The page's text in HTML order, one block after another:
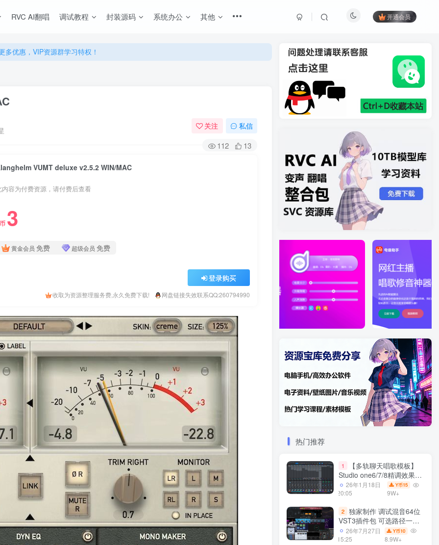
RVC AI翻唱 调试教程 封装源码 系统办公 其他 开通会员
优惠，VIP资源群学习特权！
优惠，VIP资源群学习特权！
关注 私信
112 13
VUMT deluxe v2.5.2 WIN/MAC
内容为付费资源，请付费后查看
3
黄金会员 免费 超级会员 免费
登录购买
收取为资源整理服务费,永久免费下载! 网盘链接失效联系QQ:260794990
热门推荐
1
【多轨聊天唱歌模板】
Studio one6/7/8精调效果包
多种效果模式 声卡调试好直
播预设模板
26年1月18日
20:05
Y币15
9W+
2 独家制作 调试混音64位
VST3插件包 可选路径一键
安装600个效果器合集v2.0
WiN 支持定制
26年7月27日
15:25
Y币10
8.9W+